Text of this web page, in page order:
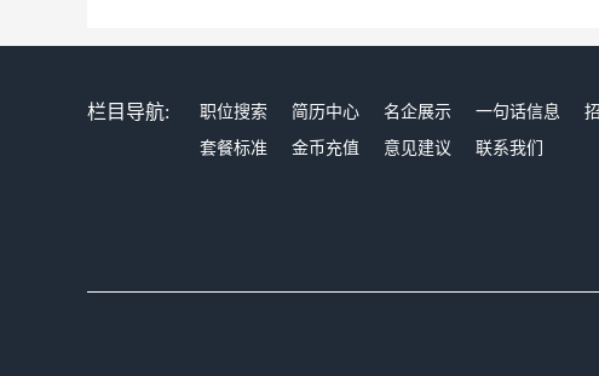
栏目导航: 职位搜索 简历中心 名企展示 一句话信息
套餐标准
金币充值 意见建议 联系我们